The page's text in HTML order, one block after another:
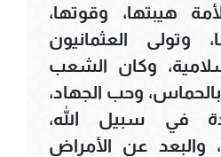
هيبتها، وقوتها،
وتولى العثمانيون
وكان الشعب
بالحماس، وحب الجهاد،
في سبيل الله،
والبعد عن الأمراض